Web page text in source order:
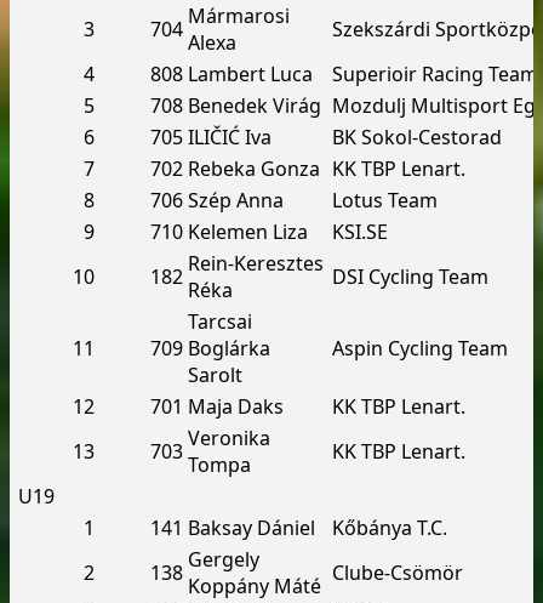
3 704 Mármarosi
Alexa
Szekszárdi
4
808 Lambert Luca
Superioir Racing Team
5
708 Benedek Virág Mozdulj Multisport
6
705ILIČIĆ Iva
BK Sokol-Cestorad
7
702 Rebeka Gonza KK TBP Lenart.
8
706Szép Anna
Lotus Team
9
710 Kelemen Liza
KSI.SE
10
182 Rein-Keresztes
Réka
DSI Cycling Team
11 709
Tarcsai
Boglárka
Sarolt
Aspin Cycling Team
12 701 Maja Daks
KK TBP Lenart.
13
703Veronika
Tompa
KK TBP Lenart.
U19
1
141 Baksay Dániel
Kőbánya T.C.
2
138 Gergely
Koppány Máté Clube-Csömör